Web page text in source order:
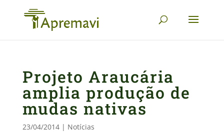
Projeto Araucária
amplia produção de
mudas nativas
23/04/2014| Notícias